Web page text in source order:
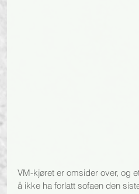
VM-kjøret er omsider over, og
å ikke ha forlatt sofaen den